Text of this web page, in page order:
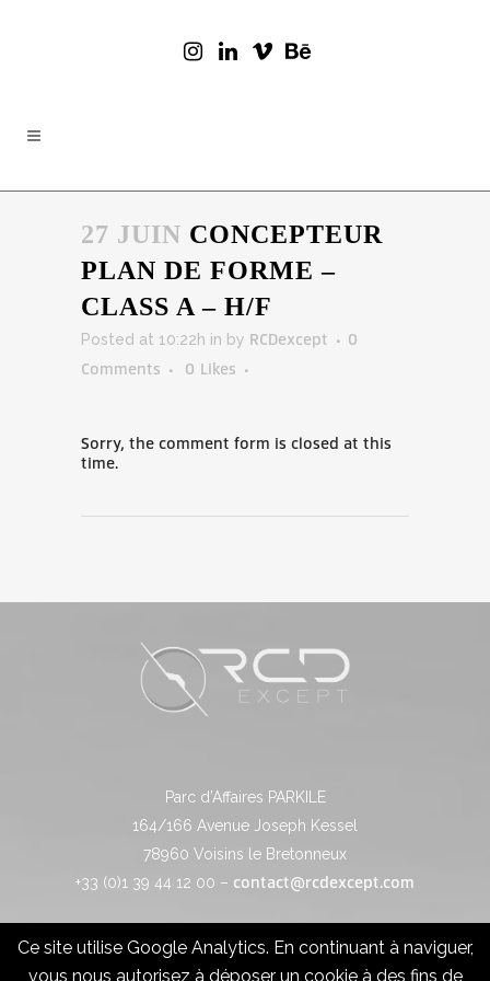
Ce site utilise Google Analytics. En continuant à naviguer,
vous nous autorisez à déposer un cookie à des fins de
27 JUIN CONCEPTEUR
PLAN DE FORME –
CLASS A – H/F
Posted at 10:22h in by RCDexcept
0
Comments
0 Likes
Sorry, the comment form is closed at this
time.
Parc d’Affaires PARKILE
164/166 Avenue Joseph Kessel
78960 Voisins le Bretonneux
+33 (0)1 39 44 12 00 – contact@rcdexcept.com